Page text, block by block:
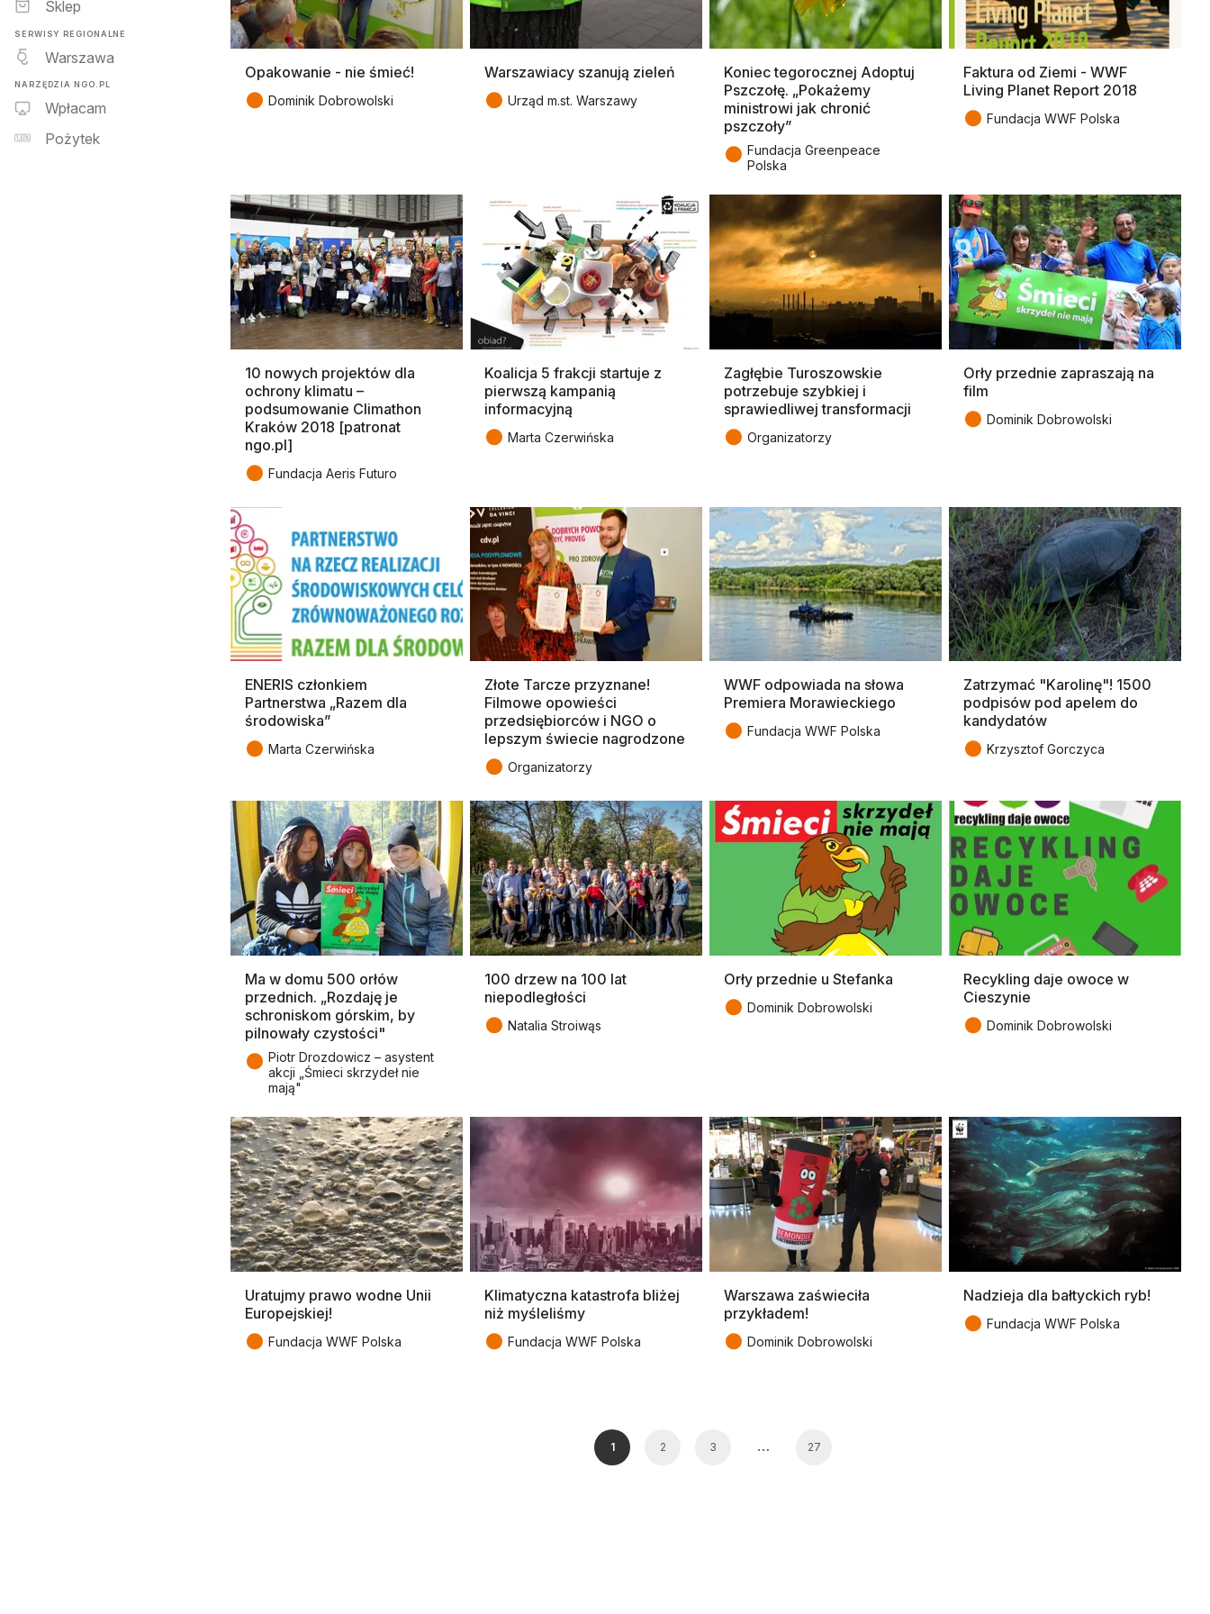
Sklep
SERWISY REGIONALNE
Warszawa
NARZĘDZIA NGO.PL
Wpłacam
Pożytek
Opakowanie - nie śmieć!
● Dominik Dobrowolski
Warszawiacy szanują zieleń
● Urząd m.st. Warszawy
Koniec tegorocznej Adoptuj
Pszczołę. „Pokażemy
ministrowi jak chronić
pszczoły”
● Fundacja Greenpeace
Polska
Faktura od Ziemi - WWF
Living Planet Report 2018
● Fundacja WWF Polska
10 nowych projektów dla
ochrony klimatu –
podsumowanie Climathon
Kraków 2018 [patronat
ngo.pl]
● Fundacja Aeris Futuro
Koalicja 5 frakcji startuje z
pierwszą kampanią
informacyjną
● Marta Czerwińska
Zagłębie Turoszowskie
potrzebuje szybkiej i
sprawiedliwej transformacji
● Organizatorzy
Orły przednie zapraszają na
film
● Dominik Dobrowolski
ENERIS członkiem
Partnerstwa „Razem dla
środowiska”
● Marta Czerwińska
Złote Tarcze przyznane!
Filmowe opowieści
przedsiębiorców i NGO o
lepszym świecie nagrodzone
● Organizatorzy
WWF odpowiada na słowa
Premiera Morawieckiego
● Fundacja WWF Polska
Zatrzymać "Karolinę"! 1500
podpisów pod apelem do
kandydatów
● Krzysztof Gorczyca
Ma w domu 500 orłów
przednich. „Rozdaję je
schroniskom górskim, by
pilnowały czystości"
● Piotr Drozdowicz – asystent
akcji „Śmieci skrzydeł nie
mają"
100 drzew na 100 lat
niepodległości
● Natalia Stroiwąs
Orły przednie u Stefanka
● Dominik Dobrowolski
Recykling daje owoce w
Cieszynie
● Dominik Dobrowolski
Uratujmy prawo wodne Unii
Europejskiej!
● Fundacja WWF Polska
Klimatyczna katastrofa bliżej
niż myśleliśmy
● Fundacja WWF Polska
Warszawa zaświeciła
przykładem!
● Dominik Dobrowolski
Nadzieja dla bałtyckich ryb!
● Fundacja WWF Polska
1 2 3 … 27